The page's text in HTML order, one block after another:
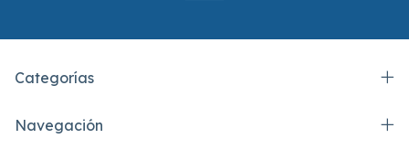
Categorías
Navegación